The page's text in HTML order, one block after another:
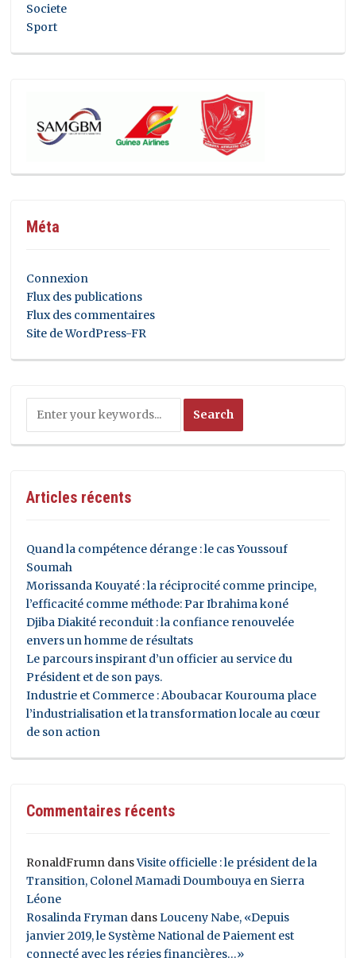
Societe
Sport
Méta
Connexion
Flux des publications
Flux des commentaires
Site de WordPress-FR
Articles récents
Quand la compétence dérange : le cas Youssouf
Soumah
Morissanda Kouyaté : la réciprocité comme principe,
l’efficacité comme méthode: Par Ibrahima koné
Djiba Diakité reconduit : la confiance renouvelée
envers un homme de résultats
Le parcours inspirant d’un officier au service du
Président et de son pays.
Industrie et Commerce : Aboubacar Kourouma place
l’industrialisation et la transformation locale au cœur
de son action
Commentaires récents
RonaldFrumn dansVisite officielle : le président de la
Transition, Colonel Mamadi Doumbouya en Sierra
Léone
Rosalinda Fryman dansLouceny Nabe, «Depuis
janvier 2019, le Système National de Paiement est
connecté avec les régies financières…»